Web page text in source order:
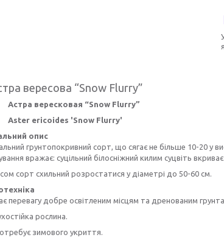
вересова “Snow Flurry”
Астра вересковая “Snow Flurry”
Aster ericoides 'Snow Flurry'
опис
грунтопокривний сорт, що сягає не більше 10-20 у
вражає: суцільний білосніжний килим суцвіть
сорт схильний розростатися у діаметрі до 50-60 см.
перевагу добре освітленим місцям та дренованим
рослина.
зимового укриття.